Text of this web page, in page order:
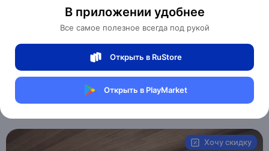
В приложении удобнее
Все самое полезное всегда под рукой
Открыть в RuStore
Открыть в PlayMarket
Прямой диван Donna темный орех, кожа,
260*85*80 см
0 отзывов
Хочу скидку